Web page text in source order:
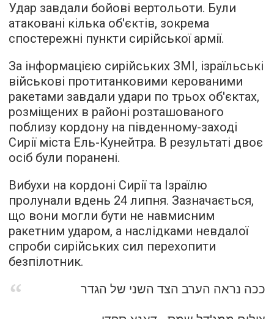
Удар завдали бойові вертольоти. Були
атаковані кілька об'єктів, зокрема
спостережні пункти сирійської армії.
За інформацією сирійських ЗМІ, ізраїльські
військові протитанковими керованими
ракетами завдали удари по трьох об'єктах,
розміщених в районі розташованого
поблизу кордону на південному-заході
Сирії міста Ель-Кунейтра. В результаті двоє
осіб були поранені.
Вибухи на кордоні Сирії та Ізраїлю
пролунали вдень 24 липня. Зазначається,
що вони могли бути не навмисним
ракетним ударом, а наслідками невдалої
спроби сирійських сил перехопити
безпілотник.
ככה נראה הערב הצד השני של הגדר